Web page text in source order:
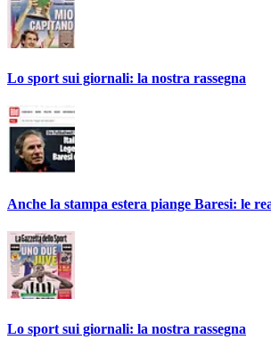
Lo sport sui giornali: la nostra rassegna
Anche la stampa estera piange Baresi: le
Lo sport sui giornali: la nostra rassegna